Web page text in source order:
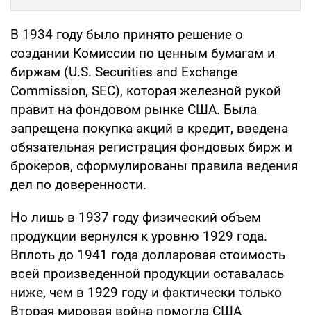
В 1934 году было принято решение о
создании Комиссии по ценным бумагам и
биржам (U.S. Securities and Exchange
Commission, SEC), которая железной рукой
правит на фондовом рынке США. Была
запрещена покупка акций в кредит, введена
обязательная регистрация фондовых бирж и
брокеров, сформулированы правила ведения
дел по доверенности.
Но лишь в 1937 году физический объем
продукции вернулся к уровню 1929 года.
Вплоть до 1941 года долларовая стоимость
всей произведенной продукции оставалась
ниже, чем в 1929 году и фактически только
Вторая мировая война помогла США